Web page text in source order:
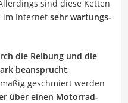
sind diese Ketten
im Internet sehr wartungs-
die Reibung und die
beansprucht,
geschmiert werden
über einen Motorrad-